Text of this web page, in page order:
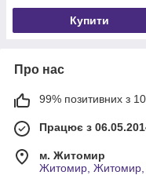
Купити
Про нас
99% позитивних з
Працює з
м. Житомир
Житомир, Житомир,